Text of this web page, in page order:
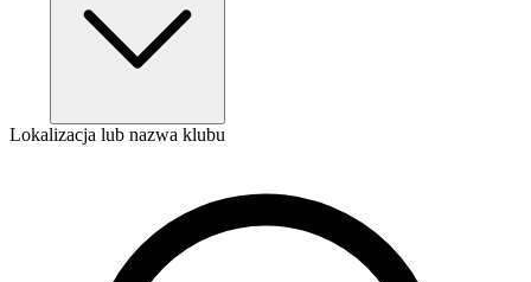
Lokalizacja lub nazwa klubu